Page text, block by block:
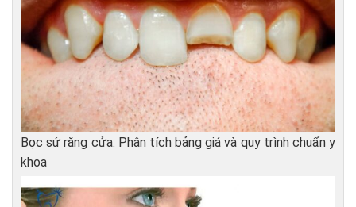
Bọc sứ răng cửa: Phân tích bảng giá và quy trình chuẩn y
khoa